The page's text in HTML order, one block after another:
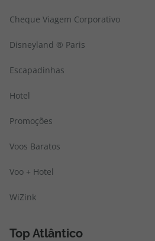
Cheque Viagem Corporativo
Disneyland ® Paris
Escapadinhas
Hotel
Promoções
Voos Baratos
Voo + Hotel
WiZink
Top Atlântico